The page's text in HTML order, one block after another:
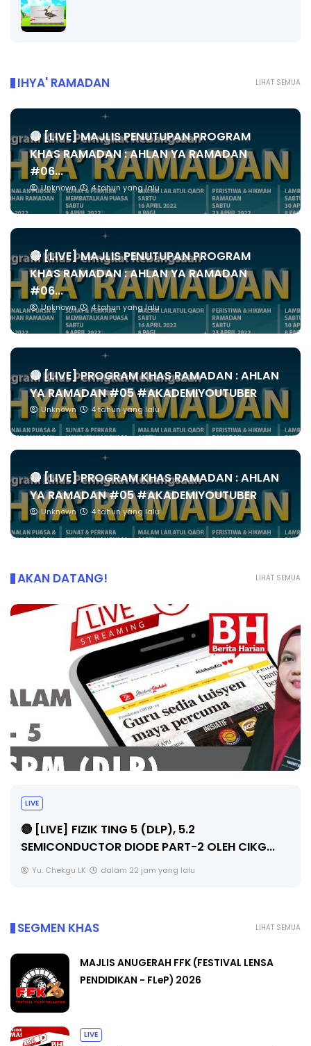
LIHAT SEMUA
IHYA' RAMADAN
🔴 [LIVE] MAJLIS PENUTUPAN PROGRAM
KHAS RAMADAN : AHLAN YA RAMADAN
#06...
Unknown 4 tahun yang lalu
🔴 [LIVE] MAJLIS PENUTUPAN PROGRAM
KHAS RAMADAN : AHLAN YA RAMADAN
#06...
Unknown 4 tahun yang lalu
🔴 [LIVE] PROGRAM KHAS RAMADAN : AHLAN
YA RAMADAN #05 #AKADEMIYOUTUBER
Unknown 4 tahun yang lalu
🔴 [LIVE] PROGRAM KHAS RAMADAN : AHLAN
YA RAMADAN #05 #AKADEMIYOUTUBER
Unknown 4 tahun yang lalu
LIHAT SEMUA
AKAN DATANG!
🔴 [LIVE] PRINSIP PERAKAUNAN, PECUT SKOR
SOALAN 1 TRIAL OLEH CIKGU WAN...
Yu. Chekgu LK dalam 22 jam yang lalu
LIHAT SEMUA
SEGMEN KHAS
MAJLIS ANUGERAH FFK (FESTIVAL LENSA
PENDIDIKAN - FLeP) 2026
LIVE